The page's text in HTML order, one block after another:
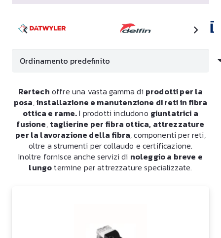
Rertech offre una vasta gamma di prodotti per la
posa,installazione e manutenzione di reti in fibra
ottica e rame.I prodotti includono giuntatrici a
fusione, taglierine per fibra ottica, attrezzature
per la lavorazione della fibra, componenti per reti,
oltre a strumenti per collaudo e certificazione.
Inoltre fornisce anche servizi di noleggio a breve e
lungotermine per attrezzature specializzate.